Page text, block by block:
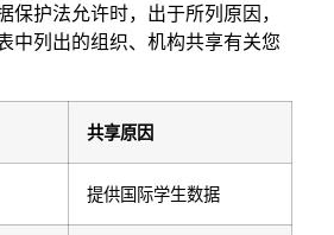
保护法允许时，出于所列原因，
中列出的组织、机构共享有关您
共享原因
提供国际学生数据